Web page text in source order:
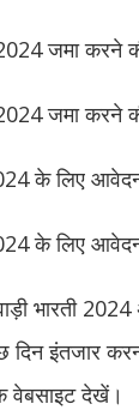
जमा करने
जमा करने
के लिए
के लिए
भारती
इंतजार
वेबसाइट देखें।